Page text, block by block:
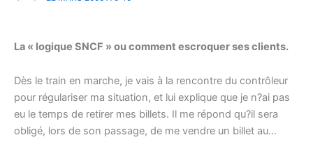
La « logique SNCF » ou comment escroquer ses clients.
Dès le train en marche, je vais à la rencontre du contrôleur
pour régulariser ma situation, et lui explique que je n?ai pas
eu le temps de retirer mes billets. Il me répond qu?il sera
obligé, lors de son passage, de me vendre un billet au…